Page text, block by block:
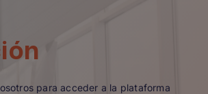
para acceder a la plataforma